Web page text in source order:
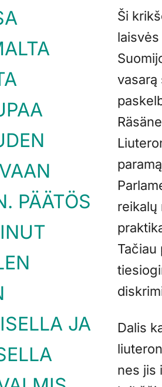
PÄÄTÖS
JA
Ši
vasarą
reikalų
Tačiau
Dalis
nes jis